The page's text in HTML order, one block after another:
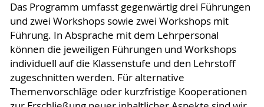
Das Programm umfasst gegenwärtig drei Führungen
und zwei Workshops sowie zwei Workshops mit
Führung. In Absprache mit dem Lehrpersonal
können die jeweiligen Führungen und Workshops
individuell auf die Klassenstufe und den Lehrstoff
zugeschnitten werden. Für alternative
Themenvorschläge oder kurzfristige Kooperationen